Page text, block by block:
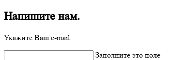
Напишите нам.
Укажите Ваш e-mail:
Заполните это поле